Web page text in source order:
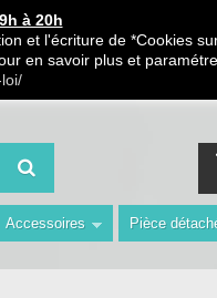
9h à 20h
et l'écriture de *Cookies
en savoir plus et
frais S.A.V Toutes
avec AMS "
Accessoires Pièce